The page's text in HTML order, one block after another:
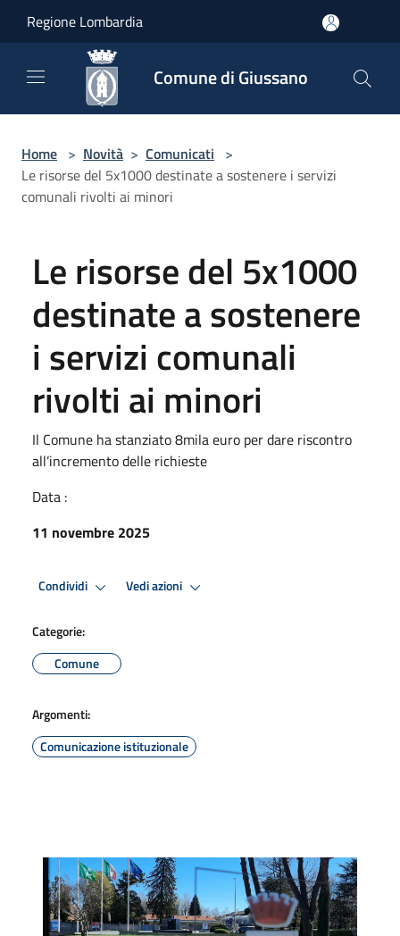
Regione Lombardia
Comune di Giussano
Home > Novità > Comunicati >
Le risorse del 5x1000 destinate a sostenere i servizi
comunali rivolti ai minori
Le risorse del 5x1000
destinate a sostenere
i servizi comunali
rivolti ai minori
Il Comune ha stanziato 8mila euro per dare riscontro
all’incremento delle richieste
Data :
11 novembre 2025
Condividi Vedi azioni
Categorie:
Comune
Argomenti:
Comunicazione istituzionale